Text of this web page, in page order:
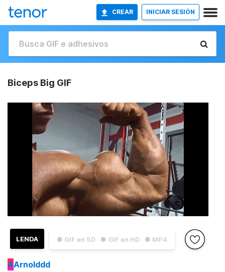
CREAR INICIAR SESIÓN
Biceps Big GIF
● GIF en SD ● GIF en HD ● MP4
LENDA
AArnolddd